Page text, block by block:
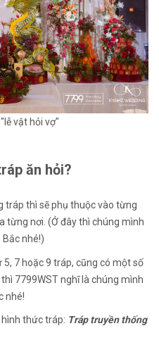
vật hỏi vợ"
ăn hỏi?
tráp thì sẽ phụ thuộc vào từng
từng nơi. (Ở đây thì chúng mình
nhé!)
7 hoặc 9 tráp, cũng có một số
7799WST nghĩ là chúng mình
nhé!
thức tráp: Tráp truyền thống